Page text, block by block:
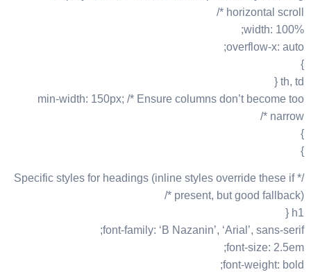
horizontal scroll */
width: 100%;
overflow-x: auto;
}
th, td {
min-width: 150px; /* Ensure columns don’t become too
narrow */
}
}
/* Specific styles for headings (inline styles override these if
present, but good fallback) */
h1 {
font-family: ‘B Nazanin’, ‘Arial’, sans-serif;
font-size: 2.5em;
font-weight: bold;